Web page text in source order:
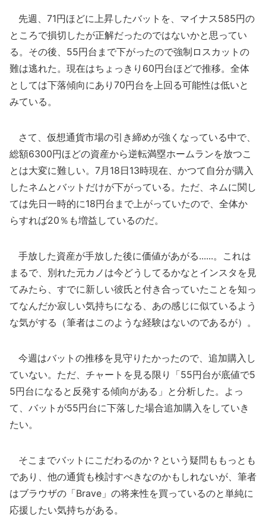
先週、71円ほどに上昇したバットを、マイナス585円の
ところで損切したが正解だったのではないかと思ってい
る。その後、55円台まで下がったので強制ロスカットの
難は逃れた。現在はちょっきり60円台ほどで推移。全体
としては下落傾向にあり70円台を上回る可能性は低いと
みている。
さて、仮想通貨市場の引き締めが強くなっている中で、
総額6300円ほどの資産から逆転満塁ホームランを放つこ
とは大変に難しい。7月18日13時現在、かつて自分が購入
したネムとバットだけが下がっている。ただ、ネムに関し
ては先日一時的に18円台まで上がっていたので、全体か
らすれば20％も増益しているのだ。
手放した資産が手放した後に価値があがる......。これは
まるで、別れた元カノは今どうしてるかなとインスタを見
てみたら、すでに新しい彼氏と付き合っていたことを知っ
てなんだか寂しい気持ちになる、あの感じに似ているよう
な気がする（筆者はこのような経験はないのであるが）。
今週はバットの推移を見守りたかったので、追加購入し
ていない。ただ、チャートを見る限り「55円台が底値で5
5円台になると反発する傾向がある」と分析した。よっ
て、バットが55円台に下落した場合追加購入をしていき
たい。
そこまでバットにこだわるのか？という疑問ももっとも
であり、他の通貨も検討すべきなのかもしれないが、筆者
はブラウザの「Brave」の将来性を買っているのと単純に
応援したい気持ちがある。